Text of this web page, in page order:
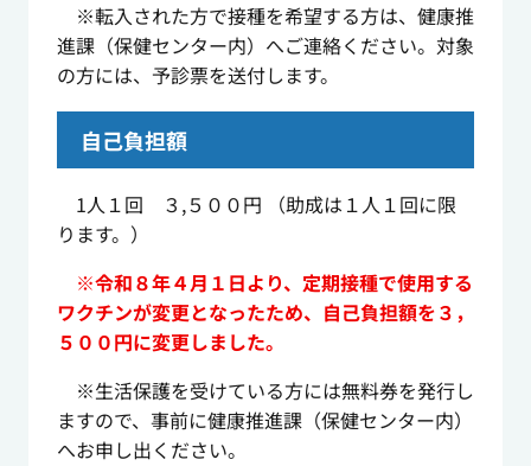
※転入された方で接種を希望する方は、健康推
進課（保健センター内）へご連絡ください。対象
の方には、予診票を送付します。
自己負担額
1人１回 ３,５００円 （助成は１人１回に限
ります。）
※令和８年４月１日より、定期接種で使用する
ワクチンが変更となったため、自己負担額を３，
５００円に変更しました。
※生活保護を受けている方には無料券を発行し
ますので、事前に健康推進課（保健センター内）
へお申し出ください。